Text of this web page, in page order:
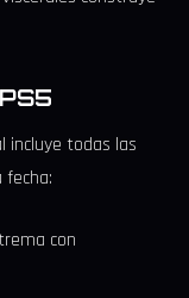
incluye todas las
con